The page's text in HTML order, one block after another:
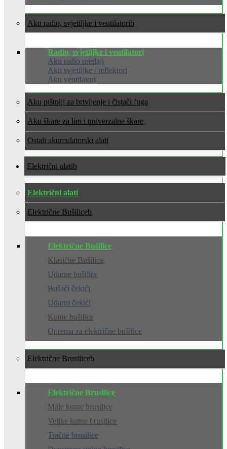
Aku radio, svjetiljke i ventilatori
Radio, svjetiljke i ventilatori
Aku radio uređaji
Aku svjetiljke / reflektori
Aku ventilatori
Aku pištolji za brtvljenje i čistači fuga
Aku škare za lim i univerzalne škare
Ostali akumulatorski alati
Električni alati
Električni alati
Električne Bušilice
Električne Bušilice
Klasične Bušilice
Udarne bušilice
Bušaći čekići
Udarni čekići
Kutne bušilice
Oprema za električne bušilice
Električne Brusilice
Električne Brusilice
Male kutne brusilice
Velike kutne brusilice
Tračne brusilice